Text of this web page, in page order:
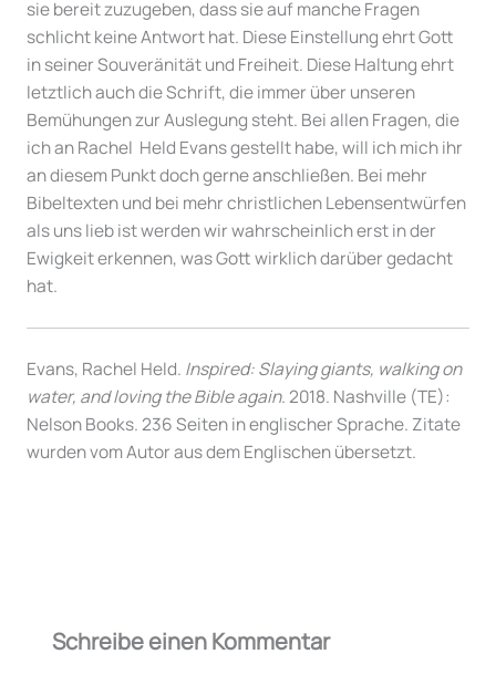
sie bereit zuzugeben, dass sie auf manche Fragen
schlicht keine Antwort hat. Diese Einstellung ehrt Gott
in seiner Souveränität und Freiheit. Diese Haltung ehrt
letztlich auch die Schrift, die immer über unseren
Bemühungen zur Auslegung steht. Bei allen Fragen, die
ich an Rachel Held Evans gestellt habe, will ich mich ihr
an diesem Punkt doch gerne anschließen. Bei mehr
Bibeltexten und bei mehr christlichen Lebensentwürfen
als uns lieb ist werden wir wahrscheinlich erst in der
Ewigkeit erkennen, was Gott wirklich darüber gedacht
hat.
Evans, Rachel Held. Inspired: Slaying giants, walking on
water, and loving the Bible again. 2018. Nashville (TE):
Nelson Books. 236 Seiten in englischer Sprache. Zitate
wurden vom Autor aus dem Englischen übersetzt.
Schreibe einen Kommentar